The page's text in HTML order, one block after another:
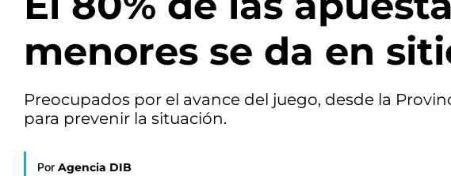
menores se da en
Preocupados por el avance del juego, desde la
para prevenir la situación.
Por Agencia DIB